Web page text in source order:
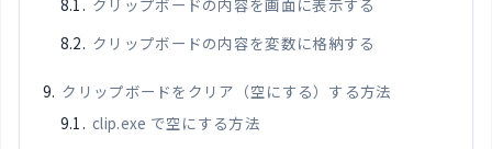
クリップボードの内容を変数に格納する
クリップボードをクリア（空にする）する方法
clip.exe で空にする方法